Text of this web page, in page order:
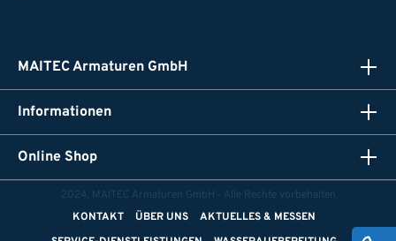
MAITEC Armaturen GmbH
Informationen
Online Shop
2024, MAITEC Armaturen GmbH - Alle Rechte vorbehalten
KONTAKT
ÜBER UNS
AKTUELLES & MESSEN